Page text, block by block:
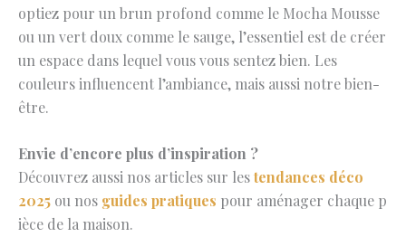
optiez pour un brun profond comme le Mocha Mousse
ou un vert doux comme le sauge, l’essentiel est de créer
un espace dans lequel vous vous sentez bien. Les
couleurs influencent l’ambiance, mais aussi notre bien-
être.
Envie d’encore plus d’inspiration ?
Découvrez aussi nos articles sur lestendances déco
2025 ou nos guides pratiques pour aménager chaque p
ièce de la maison.